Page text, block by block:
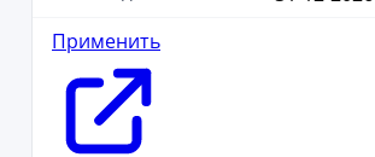
Применить